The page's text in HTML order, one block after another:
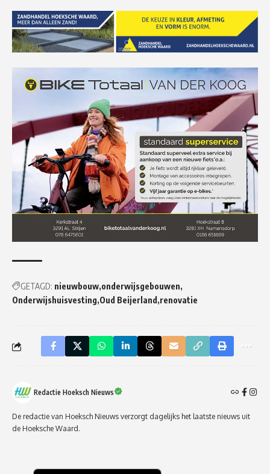
GETAGD: nieuwbouw onderwijsgebouwen
Onderwijshuisvesting Oud Beijerland renovatie
Redactie Hoeksch Nieuws
De redactie van Hoeksch Nieuws verzorgt dagelijks het laatste nieuws uit
de Hoeksche Waard.